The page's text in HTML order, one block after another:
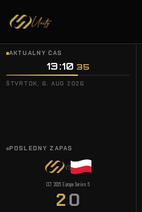
AKTUÁLNY ČAS
13:10 36
ŠTVRTOK, 6. AUG 2026
POSLEDNÝ ZÁPAS
VS
CCT 2026 Europe Series 6
2:0